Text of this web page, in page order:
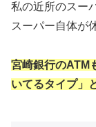
私の近所のスー
スーパー自体が
宮崎銀行のATM
いてるタイプ」